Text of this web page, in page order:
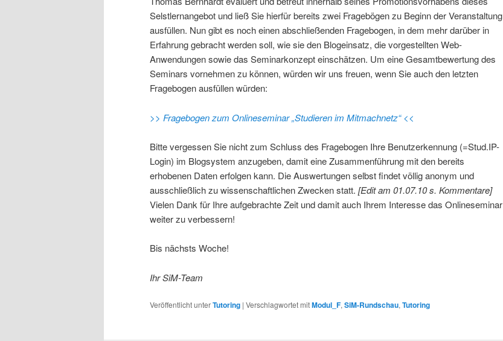
Selstlernangebot und ließ Sie hierfür bereits zwei Fragebögen zu Beginn der Veranstaltung
ausfüllen. Nun gibt es noch einen abschließenden Fragebogen, in dem mehr darüber in
Erfahrung gebracht werden soll, wie sie den Blogeinsatz, die vorgestellten Web-
Anwendungen sowie das Seminarkonzept einschätzen. Um eine Gesamtbewertung des
Seminars vornehmen zu können, würden wir uns freuen, wenn Sie auch den letzten
Fragebogen ausfüllen würden:
>> Fragebogen zum Onlineseminar „Studieren im Mitmachnetz“ <<
Bitte vergessen Sie nicht zum Schluss des Fragebogen Ihre Benutzerkennung (=Stud.IP-
Login) im Blogsystem anzugeben, damit eine Zusammenführung mit den bereits
erhobenen Daten erfolgen kann. Die Auswertungen selbst findet völlig anonym und
ausschließlich zu wissenschaftlichen Zwecken statt. [Edit am 01.07.10 s. Kommentare]
Vielen Dank für Ihre aufgebrachte Zeit und damit auch Ihrem Interesse das Onlineseminar
weiter zu verbessern!
Bis nächsts Woche!
Ihr SiM-Team
Veröffentlicht unterTutoring | Verschlagwortet mitModul_F, SiM-Rundschau, Tutoring